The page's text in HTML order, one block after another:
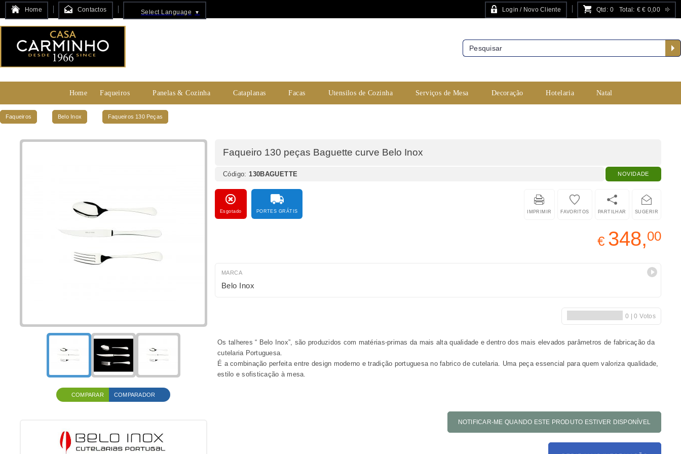
Home Contactos Select Language ▼ Login / Novo Cliente Qtd: 0 Total: €€ 0,00
Home Faqueiros Panelas & Cozinha Cataplanas Facas Utensilos de Cozinha Serviços de Mesa Decoração Hotelaria Natal
Faqueiros Belo Inox Faqueiros 130 Peças
COMPARAR COMPARADOR
Faqueiro 130 peças Baguette curve Belo Inox
Código:130BAGUETTE NOVIDADE
Esgotado PORTES GRÁTIS SUGERIR
PARTILHAR
FAVORITOS
IMPRIMIR
€ 348,00
MARCA
Belo Inox
Os talheres “ Belo Inox”, são produzidos com matérias‐primas da mais alta qualidade e dentro dos mais elevados parâmetros de fabricação da
cutelaria Portuguesa.
É a combinação perfeita entre design moderno e tradição portuguesa no fabrico de cutelaria. Uma peça essencial para quem valoriza qualidade,
estilo e sofisticação à mesa.